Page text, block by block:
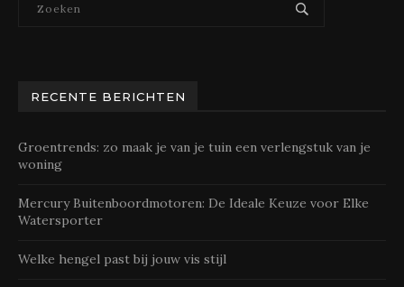
RECENTE BERICHTEN
Groentrends: zo maak je van je tuin een verlengstuk van je
woning
Mercury Buitenboordmotoren: De Ideale Keuze voor Elke
Watersporter
Welke hengel past bij jouw vis stijl